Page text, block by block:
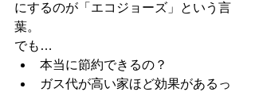
にするのが「エコジョーズ」という言
葉。
でも…
本当に節約できるの？
ガス代が高い家ほど効果があるっ